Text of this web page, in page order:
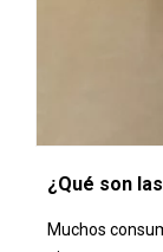
Muchos